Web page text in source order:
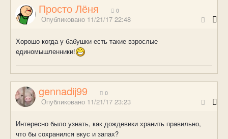
Просто Лёня 0
Опубликовано 11/21/17 22:48
Хорошо когда у бабушки есть такие взрослые
единомышленники!
gennadij99 0
Опубликовано 11/21/17 23:23
Интересно было узнать, как дождевики хранить правильно,
что бы сохранился вкус и запах?